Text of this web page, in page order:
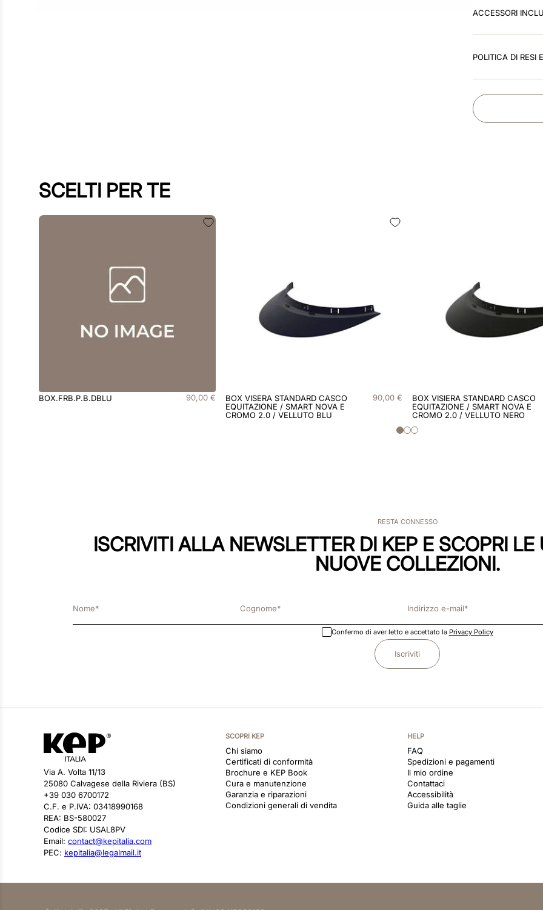
ACCESSORI
POLITICA DI RESI
SCELTI PER TE
BOX.FRB.P.B.DBLU 90,00 €
BOX VISERA STANDARD CASCO
EQUITAZIONE / SMART NOVA E
CROMO 2.0 / VELLUTO BLU
90,00 €
BOX VISIERA STANDARD CASCO
EQUITAZIONE / SMART NOVA E
CROMO 2.0 / VELLUTO NERO
RESTA CONNESSO
ISCRIVITI ALLA NEWSLETTER DI KEP E SCOPRI
NUOVE COLLEZIONI.
Confermo di aver letto e accettato la Privacy Policy
Iscriviti
Via A. Volta 11/13
25080 Calvagese della Riviera (BS)
+39 030 6700172
C.F. e P.IVA: 03418990168
REA: BS-580027
Codice SDI: USAL8PV
Email: contact@kepitalia.com
PEC: kepitalia@legalmail.it
SCOPRI KEP
Chi siamo
Certificati di conformità
Brochure e KEP Book
Cura e manutenzione
Garanzia e riparazioni
Condizioni generali di vendita
HELP
FAQ
Spedizioni e pagamenti
Il mio ordine
Contattaci
Accessibilità
Guida alle taglie